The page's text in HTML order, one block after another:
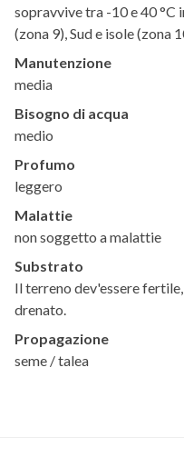
sopravvive tra -10 e 40 °C
(zona 9), Sud e isole (zona
Manutenzione
media
Bisogno di acqua
medio
Profumo
leggero
Malattie
non soggetto a malattie
Substrato
Il terreno dev'essere
drenato.
Propagazione
seme / talea